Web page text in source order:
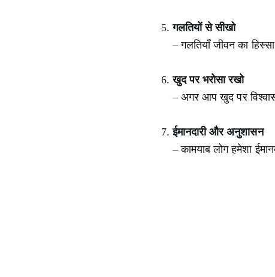
गलतियों से सीखो
– गलतियाँ जीवन का
खुद पर भरोसा रखो
– अगर आप खुद पर विश्वास
ईमानदारी और अनुशासन
– कामयाब लोग हमेशा